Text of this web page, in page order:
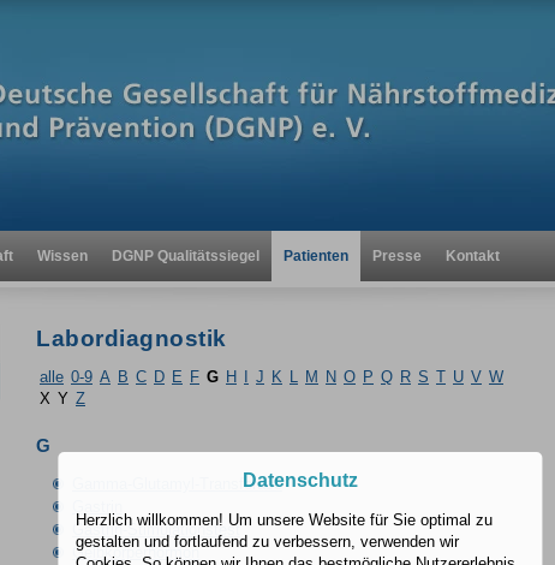
Wissen DGNP Qualitätssiegel Patienten Presse Kontakt
Labordiagnostik
alle 0-9 A B C D E F G H J K L M N O P Q R S T U V W
X Y Z
G
Gamma-Glutamyl-Transferase
Gastrin-Stimulationstest
Gelbkörperhormon
Datenschutz
Herzlich willkommen! Um unsere Website für Sie optimal zu
gestalten und fortlaufend zu verbessern, verwenden wir